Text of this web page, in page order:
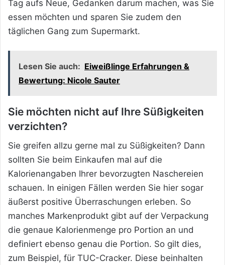
Tag aufs Neue, Gedanken darum machen, was Sie
essen möchten und sparen Sie zudem den
täglichen Gang zum Supermarkt.
Lesen Sie auch: Eiweißlinge Erfahrungen &
Bewertung: Nicole Sauter
Sie möchten nicht auf Ihre Süßigkeiten
verzichten?
Sie greifen allzu gerne mal zu Süßigkeiten? Dann
sollten Sie beim Einkaufen mal auf die
Kalorienangaben Ihrer bevorzugten Naschereien
schauen. In einigen Fällen werden Sie hier sogar
äußerst positive Überraschungen erleben. So
manches Markenprodukt gibt auf der Verpackung
die genaue Kalorienmenge pro Portion an und
definiert ebenso genau die Portion. So gilt dies,
zum Beispiel, für TUC-Cracker. Diese beinhalten